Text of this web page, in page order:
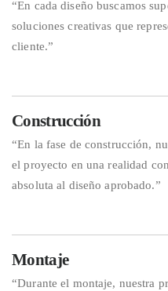
“En cada diseño buscamos
soluciones creativas que
cliente.”
Construcción
“En la fase de construcción,
el proyecto en una realidad
absoluta al diseño aprobado.”
Montaje
“Durante el montaje, nuestra